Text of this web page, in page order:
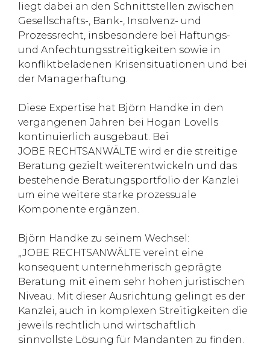
liegt dabei an den Schnittstellen zwischen
Gesellschafts-, Bank-, Insolvenz- und
Prozessrecht, insbesondere bei Haftungs-
und Anfechtungsstreitigkeiten sowie in
konfliktbeladenen Krisensituationen und bei
der Managerhaftung.
Diese Expertise hat Björn Handke in den
vergangenen Jahren bei Hogan Lovells
kontinuierlich ausgebaut. Bei
JOBE RECHTSANWÄLTE wird er die streitige
Beratung gezielt weiterentwickeln und das
bestehende Beratungsportfolio der Kanzlei
um eine weitere starke prozessuale
Komponente ergänzen.
Björn Handke zu seinem Wechsel:
„JOBE RECHTSANWÄLTE vereint eine
konsequent unternehmerisch geprägte
Beratung mit einem sehr hohen juristischen
Niveau. Mit dieser Ausrichtung gelingt es der
Kanzlei, auch in komplexen Streitigkeiten die
jeweils rechtlich und wirtschaftlich
sinnvollste Lösung für Mandanten zu finden.